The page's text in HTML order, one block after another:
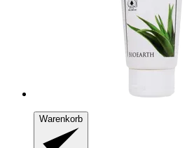
Warenkorb